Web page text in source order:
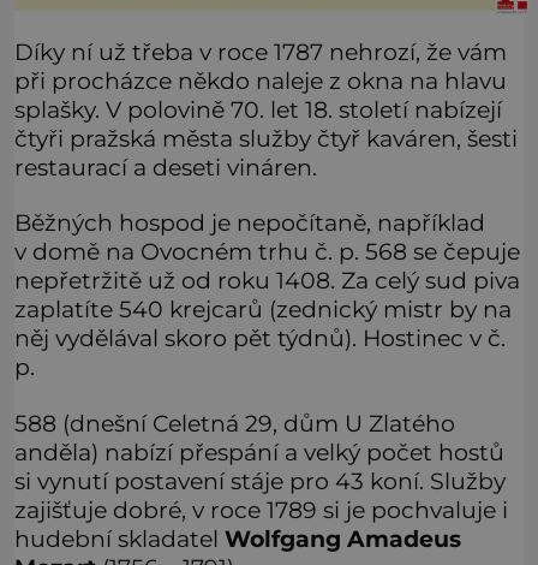
Díky ní už třeba v roce 1787 nehrozí, že vám
při procházce někdo naleje z okna na hlavu
splašky. V polovině 70. let 18. století nabízejí
čtyři pražská města služby čtyř kaváren, šesti
restaurací a deseti vináren.
Běžných hospod je nepočítaně, například
v domě na Ovocném trhu č. p. 568 se čepuje
nepřetržitě už od roku 1408. Za celý sud piva
zaplatíte 540 krejcarů (zednický mistr by na
něj vydělával skoro pět týdnů). Hostinec v č.
p.
588 (dnešní Celetná 29, dům U Zlatého
anděla) nabízí přespání a velký počet hostů
si vynutí postavení stáje pro 43 koní. Služby
zajišťuje dobré, v roce 1789 si je pochvaluje i
hudební skladatel Wolfgang Amadeus